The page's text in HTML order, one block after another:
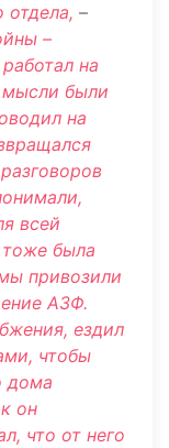
отдела, –
–
на
мысли были
на
всей
тоже была
привозили
АЗФ.
ездил
чтобы
дома
он
что от него